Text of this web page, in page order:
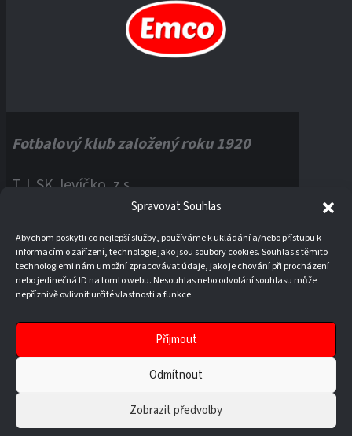
Spravovat Souhlas
Abychom poskytli co nejlepší služby, používáme k ukládání a/nebo přístupu k
informacím o zařízení, technologie jako jsou soubory cookies. Souhlas s těmito
technologiemi nám umožní zpracovávat údaje, jako je chování při procházení
nebo jedinečná ID na tomto webu. Nesouhlas nebo odvolání souhlasu může
nepříznivě ovlivnit určité vlastnosti a funkce.
Příjmout
Odmítnout
Zobrazit předvolby
Fotbalový klub založený roku 1920
T.J. SK Jevíčko, z.s.
IČO:60121670